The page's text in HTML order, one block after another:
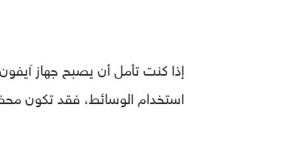
استخدام الوسائط، فقد تكون